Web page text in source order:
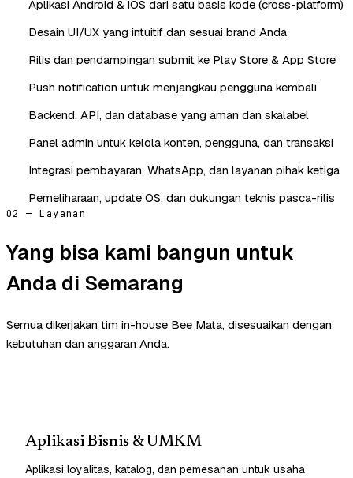
Aplikasi Android & iOS dari satu basis kode (cross-platform)
Desain UI/UX yang intuitif dan sesuai brand Anda
Rilis dan pendampingan submit ke Play Store & App Store
Push notification untuk menjangkau pengguna kembali
Backend, API, dan database yang aman dan skalabel
Panel admin untuk kelola konten, pengguna, dan transaksi
Integrasi pembayaran, WhatsApp, dan layanan pihak ketiga
Pemeliharaan, update OS, dan dukungan teknis pasca-rilis
02 — Layanan
Yang bisa kami bangun untuk
Anda di Semarang
Semua dikerjakan tim in-house Bee Mata, disesuaikan dengan
kebutuhan dan anggaran Anda.
Aplikasi Bisnis & UMKM
Aplikasi loyalitas, katalog, dan pemesanan untuk usaha